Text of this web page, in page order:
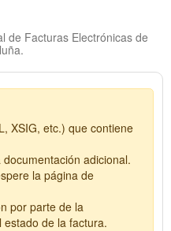
de Facturas Electrónicas de
XSIG, etc.) que contiene
adicional.
la página de
por parte de la
de la factura.